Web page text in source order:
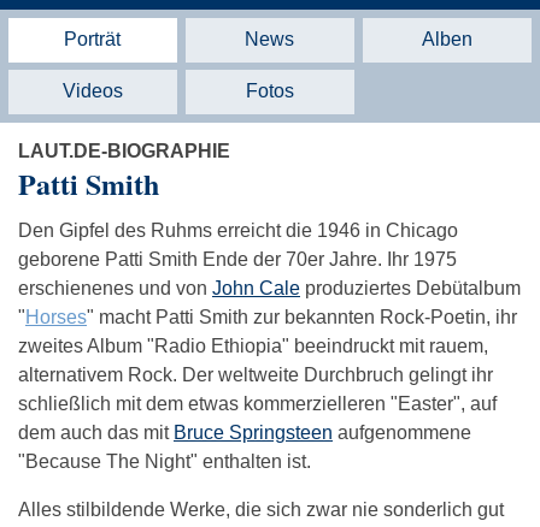
Porträt News Alben
Videos Fotos
LAUT.DE-BIOGRAPHIE
Patti Smith
Den Gipfel des Ruhms erreicht die 1946 in Chicago
geborene Patti Smith Ende der 70er Jahre. Ihr 1975
erschienenes und von John Cale produziertes Debütalbum
"Horses" macht Patti Smith zur bekannten Rock-Poetin, ihr
zweites Album "Radio Ethiopia" beeindruckt mit rauem,
alternativem Rock. Der weltweite Durchbruch gelingt ihr
schließlich mit dem etwas kommerzielleren "Easter", auf
dem auch das mit Bruce Springsteen aufgenommene
"Because The Night" enthalten ist.
Alles stilbildende Werke, die sich zwar nie sonderlich gut